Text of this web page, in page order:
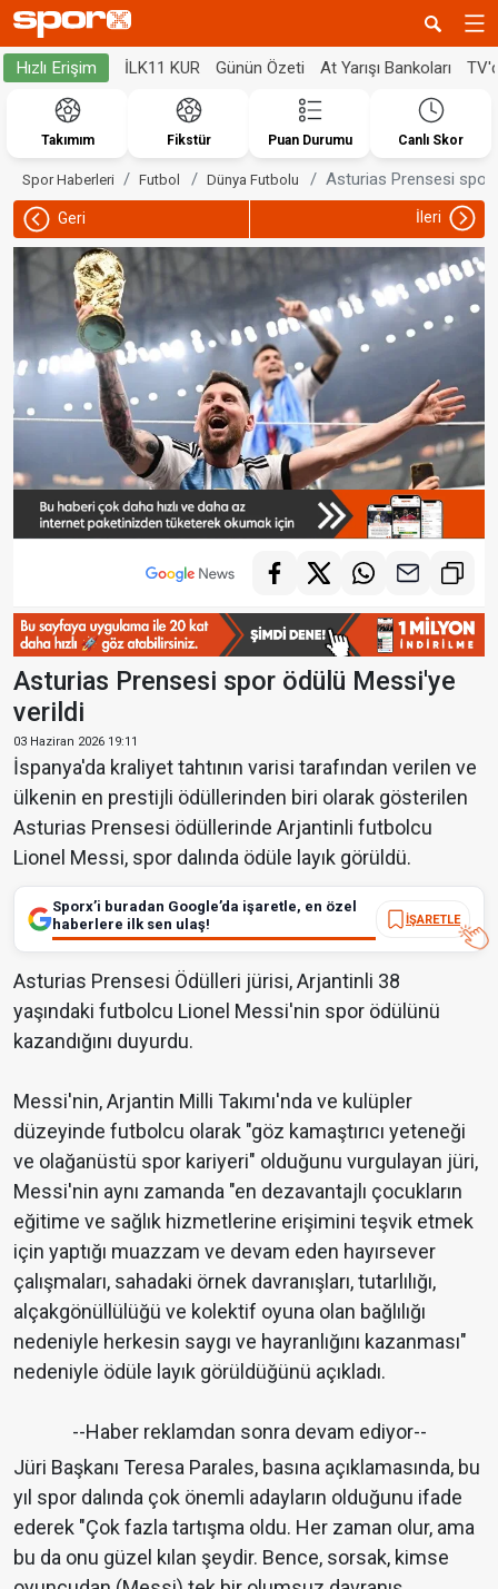
Hızlı Erişim İLK11 KUR Günün Özeti At Yarışı Bankoları
Takımım Fikstür Puan Durumu Canlı Skor
Spor Haberleri Futbol Dünya Futbolu Asturias Prensesi spor
Geri İleri
Asturias Prensesi spor ödülü Messi'ye
verildi
03 Haziran 2026 19:11
İspanya'da kraliyet tahtının varisi tarafından verilen ve
ülkenin en prestijli ödüllerinden biri olarak gösterilen
Asturias Prensesi ödüllerinde Arjantinli futbolcu
Lionel Messi, spor dalında ödüle layık görüldü.
Sporx’i buradan Google’da işaretle, en özel
haberlere ilk sen ulaş!
İŞARETLE
Asturias Prensesi Ödülleri jürisi, Arjantinli 38
yaşındaki futbolcu Lionel Messi'nin spor ödülünü
kazandığını duyurdu.
Messi'nin, Arjantin Milli Takımı'nda ve kulüpler
düzeyinde futbolcu olarak "göz kamaştırıcı yeteneği
ve olağanüstü spor kariyeri" olduğunu vurgulayan jüri,
Messi'nin aynı zamanda "en dezavantajlı çocukların
eğitime ve sağlık hizmetlerine erişimini teşvik etmek
için yaptığı muazzam ve devam eden hayırsever
çalışmaları, sahadaki örnek davranışları, tutarlılığı,
alçakgönüllülüğü ve kolektif oyuna olan bağlılığı
nedeniyle herkesin saygı ve hayranlığını kazanması"
nedeniyle ödüle layık görüldüğünü açıkladı.
--Haber reklamdan sonra devam ediyor--
Jüri Başkanı Teresa Parales, basına açıklamasında, bu
yıl spor dalında çok önemli adayların olduğunu ifade
ederek "Çok fazla tartışma oldu. Her zaman olur, ama
bu da onu güzel kılan şeydir. Bence, sorsak, kimse